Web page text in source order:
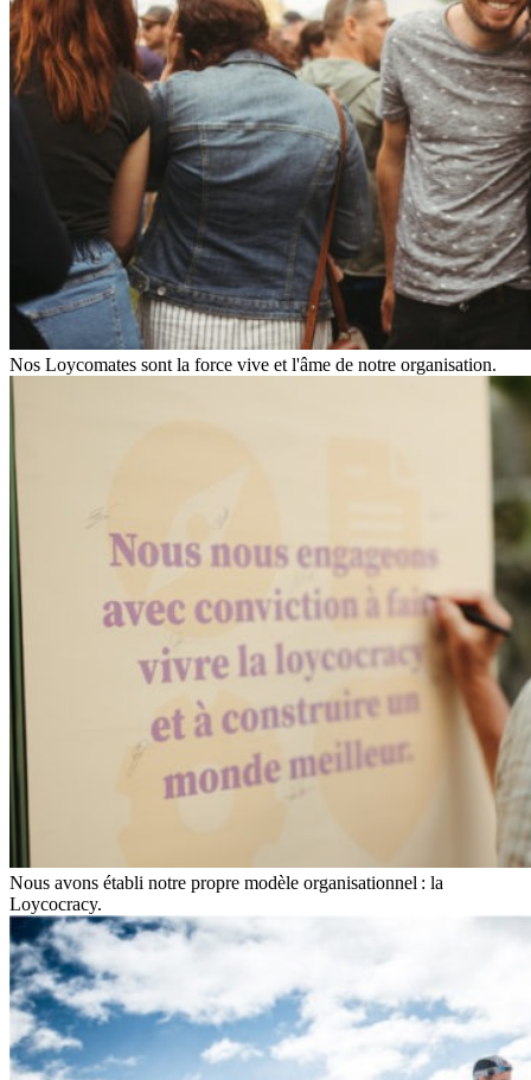
Nos Loycomates sont la force vive et l'âme de notre organisation.
Nous avons établi notre propre modèle organisationnel : la
Loycocracy.